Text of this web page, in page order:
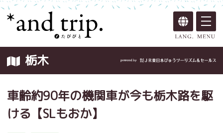
栃木
車齢約90年の機関車が今も栃木路を駆
ける【SLもおか】